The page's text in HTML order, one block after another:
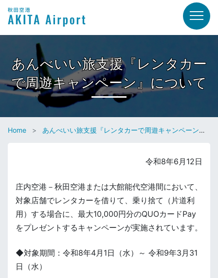
あんべいい旅支援『レンタカー
で周遊キャンペーン』について
Home あんべいい旅支援『レンタカーで周遊キャンペーン』について
令和8年6月12日
庄内空港－秋田空港または大館能代空港間において、
対象店舗でレンタカーを借りて、乗り捨て（片道利
用）する場合に、最大10,000円分のQUOカードPay
をプレゼントするキャンペーンが実施されています。
◆対象期間：令和8年4月1日（水）～ 令和9年3月31
日（水）